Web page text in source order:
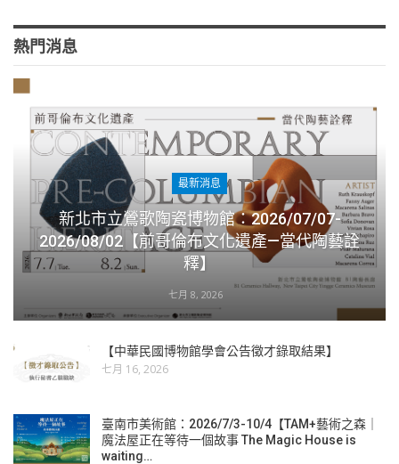
熱門消息
最新消息
新北市立鶯歌陶瓷博物館：2026/07/07-
2026/08/02【前哥倫布文化遺產—當代陶藝詮
釋】
七月 8, 2026
【中華民國博物館學會公告徵才錄取結果】
七月 16, 2026
臺南市美術館：2026/7/3-10/4【TAM+藝術之森｜
魔法屋正在等待一個故事 The Magic House is
waiting…